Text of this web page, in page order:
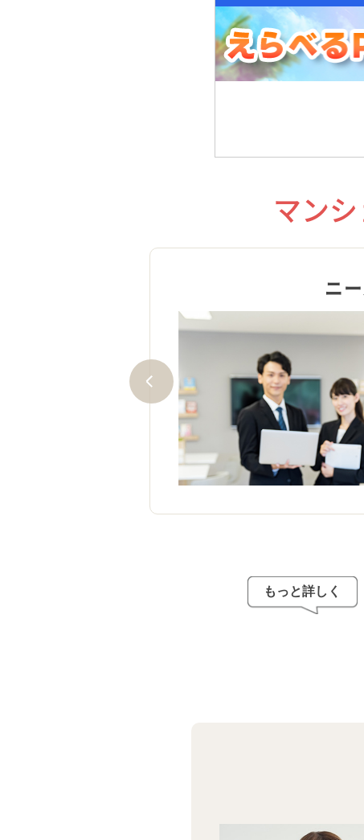
マン
せん。過去問題の焼き直し
の良い学習が重要です。 両
ニ
もっと詳しく